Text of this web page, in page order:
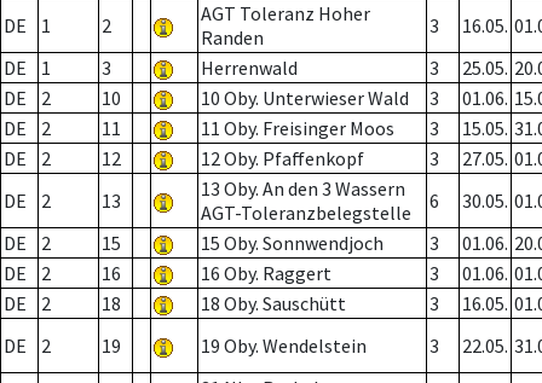
DE
1 2
AGT Toleranz Hoher
Randen
3 16.05.
DE
1 3 Herrenwald 3 25.05.
DE
2 10 10 Oby. Unterwieser Wald 3 01.06.
DE
2 11 11 Oby. Freisinger Moos 3 15.05.
DE
2 12 12 Oby. Pfaffenkopf 3 27.05.
DE
2 13
13 Oby. An den 3 Wassern
AGT-Toleranzbelegstelle
6 30.05.
DE
2 15 15 Oby. Sonnwendjoch 3 01.06.
DE
2 16 16 Oby. Raggert 3 01.06.
DE
2 18 18 Oby. Sauschütt 3 16.05.
DE
2 19 19 Oby. Wendelstein 3 22.05.